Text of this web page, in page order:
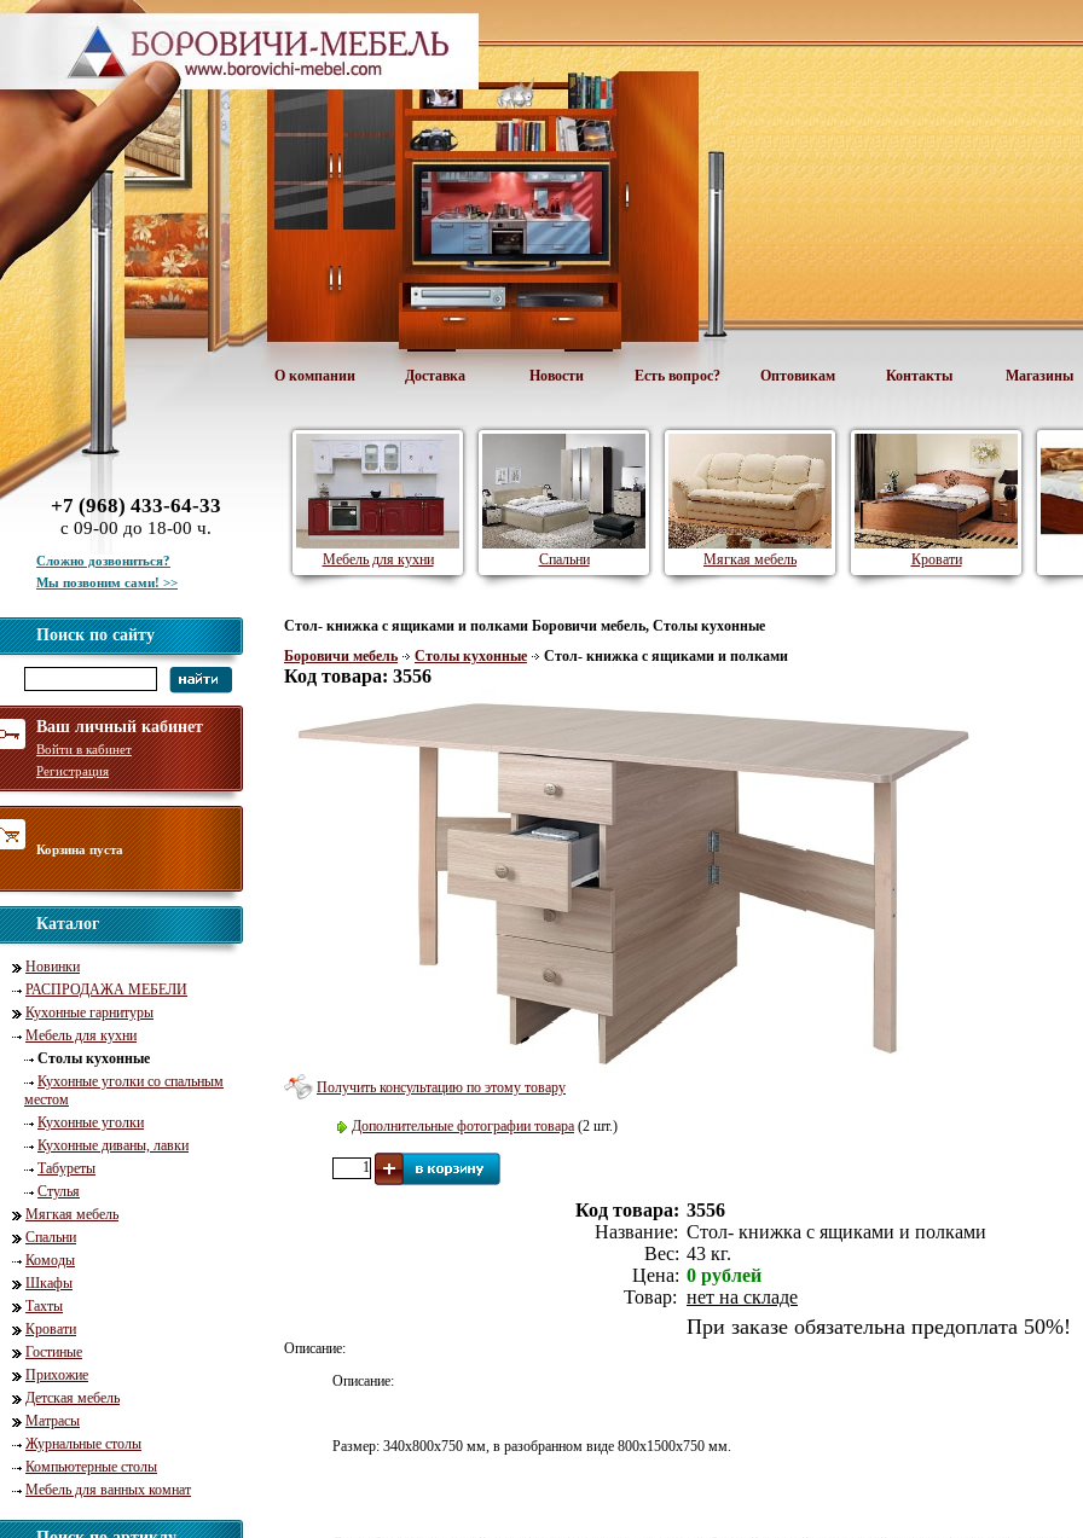
О компании Доставка Новости Есть вопрос? Оптовикам Контакты
Магазины
+7 (968) 433-64-33
с 09-00 до 18-00 ч.
Сложно дозвониться?
Мы позвоним сами! >>
Поиск по сайту
Ваш личный кабинет
Войти в кабинет
Регистрация
Корзина пуста
Каталог
Новинки
РАСПРОДАЖА МЕБЕЛИ
Кухонные гарнитуры
Мебель для кухни
Столы кухонные
Кухонные уголки со спальным
местом
Кухонные уголки
Кухонные диваны, лавки
Табуреты
Стулья
Мягкая мебель
Спальни
Комоды
Шкафы
Тахты
Кровати
Гостиные
Прихожие
Детская мебель
Матрасы
Журнальные столы
Компьютерные столы
Мебель для ванных комнат
Мебель для кухни Спальни Мягкая мебель Кровати
Стол- книжка с ящиками и полками Боровичи мебель, Столы кухонные
Боровичи мебель
Столы кухонные Стол- книжка с ящиками и полками
Код товара: 3556
Получить консультацию по этому товару
Дополнительные фотографии товара (2 шт.)
Код товара: 3556
Название: Стол- книжка с ящиками и полками
Вес: 43 кг.
Цена: 0 рублей
Товар: нет на складе
При заказе обязательна предоплата 50%!
Описание:
Описание:
Размер: 340х800х750 мм, в разобранном виде 800х1500х750 мм.